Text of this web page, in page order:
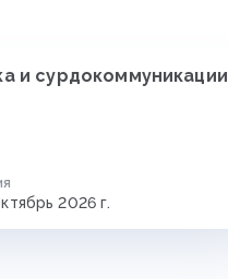
и сурдокоммуникации
2026 г.